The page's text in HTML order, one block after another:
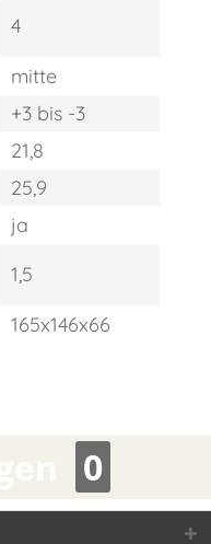
4
mitte
+3 bis -3
21,8
25,9
ja
1,5
165x146x66
0